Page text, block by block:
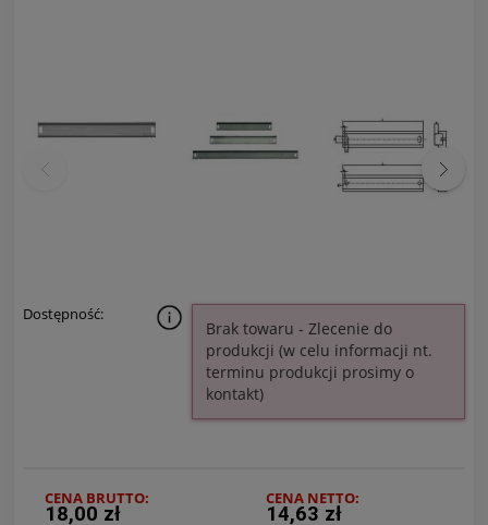
Dostępność:
Brak towaru - Zlecenie do
produkcji (w celu informacji nt.
terminu produkcji prosimy o
kontakt)
CENA BRUTTO:
18,00 zł
CENA NETTO:
14,63 zł